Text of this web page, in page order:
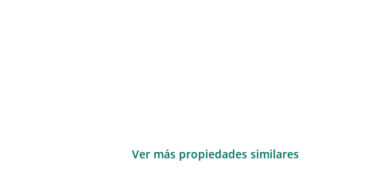
Ver más propiedades similares